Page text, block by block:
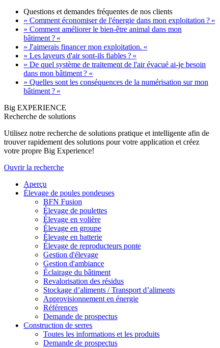
Questions et demandes fréquentes de nos clients
» Comment économiser de l'énergie dans mon exploitation ? «
» Comment améliorer le bien-être animal dans mon
bâtiment ? «
» J'aimerais financer mon exploitation. «
» Les laveurs d'air sont-ils fiables ? «
» De quel système de traitement de l'air évacué ai-je besoin
dans mon bâtiment ? «
» Quelles sont les conséquences de la numérisation sur mon
bâtiment ? «
Big EXPERIENCE
Recherche de solutions
Utilisez notre recherche de solutions pratique et intelligente afin de
trouver rapidement des solutions pour votre application et créez
votre propre Big Experience!
Ouvrir la recherche
Aperçu
Élevage de poules pondeuses
BFN Fusion
Élevage de poulettes
Élevage en volière
Élevage en groupe
Élevage en batterie
Élevage de reproducteurs ponte
Gestion d'élevage
Gestion d'ambiance
Éclairage du bâtiment
Revalorisation des résidus
Stockage d’aliments / Transport d’aliments
Approvisionnement en énergie
Références
Demande de prospectus
Construction de serres
Toutes les informations et les produits
Demande de prospectus